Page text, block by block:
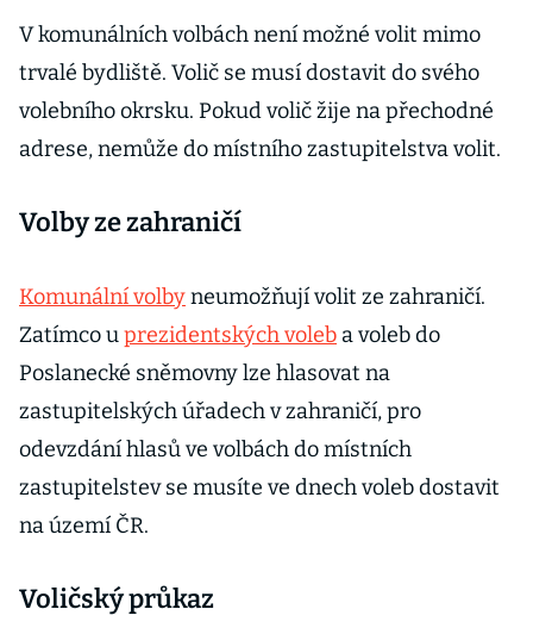
V komunálních volbách není možné volit mimo
trvalé bydliště. Volič se musí dostavit do svého
volebního okrsku. Pokud volič žije na přechodné
adrese, nemůže do místního zastupitelstva volit.
Volby ze zahraničí
Komunální volbyneumožňují volit ze zahraničí.
Zatímco uprezidentských voleb a voleb do
Poslanecké sněmovny lze hlasovat na
zastupitelských úřadech v zahraničí, pro
odevzdání hlasů ve volbách do místních
zastupitelstev se musíte ve dnech voleb dostavit
na území ČR.
Voličský průkaz